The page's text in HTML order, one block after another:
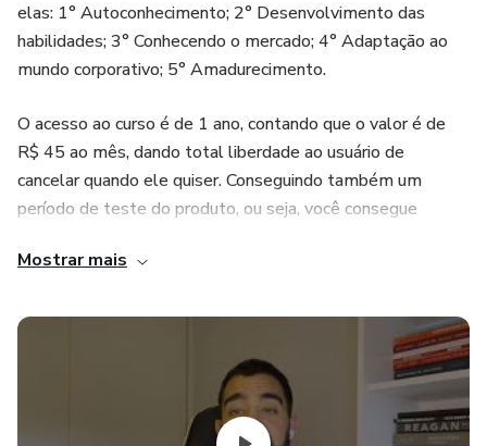
elas: 1° Autoconhecimento; 2° Desenvolvimento das
habilidades; 3° Conhecendo o mercado; 4° Adaptação ao
mundo corporativo; 5° Amadurecimento.
O acesso ao curso é de 1 ano, contando que o valor é de
R$ 45 ao mês, dando total liberdade ao usuário de
cancelar quando ele quiser. Conseguindo também um
período de teste do produto, ou seja, você consegue
satisfeito com ele, ai o pagamento será processado - caso
Além de conter todas as aulas temos de exclusivo um
grupo no Telegram onde todos os alunos do plano anual
estão junto comigo, lá dentro diariamente posto novas
vagas de emprego. Todos os dias faltam pessoas
Mostrar mais